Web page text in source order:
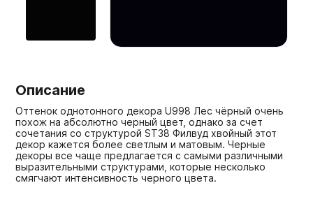
Описание
Оттенок однотонного декора U998 Лес чёрный очень
похож на абсолютно черный цвет, однако за счет
сочетания со структурой ST38 Филвуд хвойный этот
декор кажется более светлым и матовым. Черные
декоры все чаще предлагается с самыми различными
выразительными структурами, которые несколько
смягчают интенсивность черного цвета.